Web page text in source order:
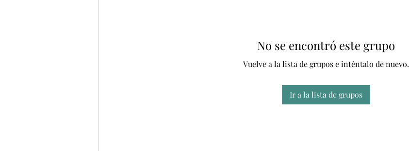
No se encontró este grupo
Vuelve a la lista de grupos e inténtalo de nuevo.
Ir a la lista de grupos